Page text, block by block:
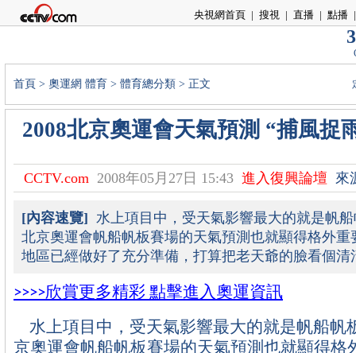
央視網首頁 | 搜視 | 直播 | 點播 |
首頁 > 奧運網 體育 > 體育總分類 > 正文
2008北京奧運會天氣預測 “捕風捉
CCTV.com 2008年05月27日 15:43 進入復興論壇 來
[內容速覽] 水上項目中，受天氣影響最大的就是帆
北京奧運會帆船帆板賽場的天氣預測也就顯得格外重
地區已經做好了充分準備，打算把老天爺的臉看個清
>>>>欣賞更多精彩 點擊進入奧運資訊
水上項目中，受天氣影響最大的就是帆船帆
京奧運會帆船帆板賽場的天氣預測也就顯得格